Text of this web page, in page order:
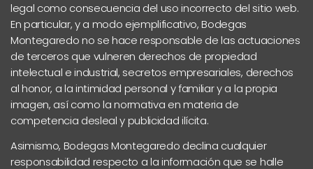
legal como consecuencia del uso incorrecto del sitio web.
En particular, y a modo ejemplificativo, Bodegas
Montegaredo no se hace responsable de las actuaciones
de terceros que vulneren derechos de propiedad
intelectual e industrial, secretos empresariales, derechos
al honor, a la intimidad personal y familiar y a la propia
imagen, así como la normativa en materia de
competencia desleal y publicidad ilícita.
Asimismo, Bodegas Montegaredo declina cualquier
responsabilidad respecto a la información que se halle